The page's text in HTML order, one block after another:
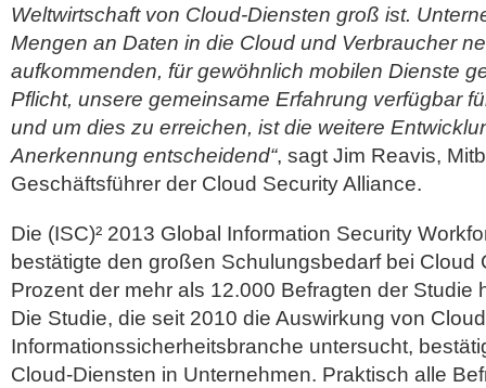
Weltwirtschaft von Cloud-Diensten groß ist.
Mengen an Daten in die Cloud und Verbraucher
aufkommenden, für gewöhnlich mobilen Dienste
Pflicht, unsere gemeinsame Erfahrung verfügbar
und um dies zu erreichen, ist die weitere
Anerkennung entscheidend“, sagt Jim Reavis,
Geschäftsführer der Cloud Security Alliance.
Die (ISC)² 2013 Global Information Security
bestätigte den großen Schulungsbedarf bei Cloud
Prozent der mehr als 12.000 Befragten der Studie
Die Studie, die seit 2010 die Auswirkung von
Informationssicherheitsbranche untersucht,
Cloud-Diensten in Unternehmen. Praktisch alle